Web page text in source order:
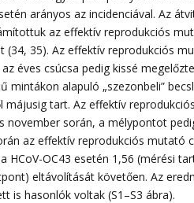
arányos az incidenciával. Az
az effektív reprodukciós
35). Az effektív reprodukciós
éves csúcsa pedig kissé
mintákon alapuló „szezonbeli”
tart. Az effektív
november során, a mélypontot
az effektív reprodukciós mutató
HCoV-OC43 esetén 1,56 (mérési
eltávolítását követően. Az
is hasonlók voltak (S1–S3 ábra).